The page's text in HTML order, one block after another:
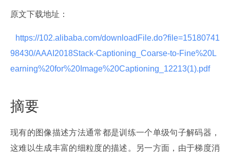
原文下载地址：
98430/AAAI2018Stack-Captioning_Coarse-to-Fine%20L
earning%20for%20Image%20Captioning_12213(1).pdf
摘要
现有的图像描述方法通常都是训练一个单级句子解码器，
这难以生成丰富的细粒度的描述。另一方面，由于梯度消